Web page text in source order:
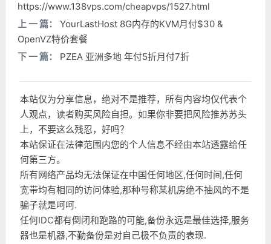
https://www.138vps.com/cheapvps/1527.html
上 一 篇：
YourLastHost 8G内存的KVM月付$30 &
OpenVZ特价套餐
下 一 篇：
PZEA 亚洲多地 年付5折月付7折
本站仅为分享信息，绝对不是推荐，所有内容均仅代表个
人观点，读者购买风险自担。如果你非要把风险推苏苏头
上，不要这么残忍，好吗？
本站保证在法律范围内您的个人信息不经由本站透露给任
何第三方。
所有网络产品均无法保证在中国任何地区,任何时间,任何
宽带均有相同的访问体验,那种号称某机房绝不抽风的不是
骗子就是呵呵.
任何IDC都有倒闭和跑路的可能,备份永远是最佳选择,服务
器也是机器,不勤备份是对自己极不负责的表现.